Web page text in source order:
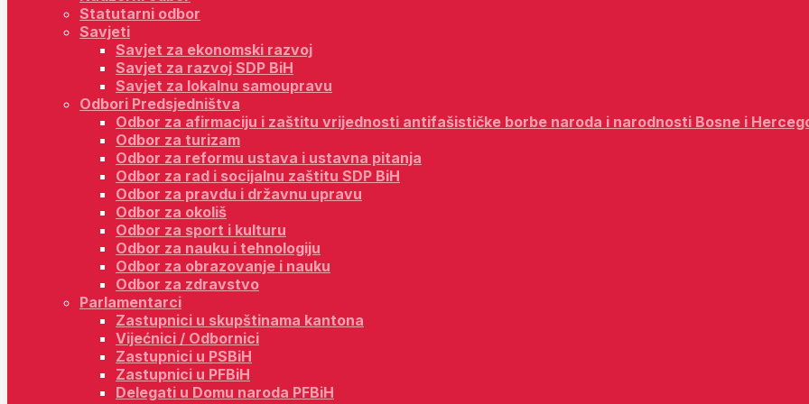
Statutarni odbor
Savjeti
Savjet za ekonomski razvoj
Savjet za razvoj SDP BiH
Savjet za lokalnu samoupravu
Odbori Predsjedništva
Odbor za afirmaciju i zaštitu vrijednosti antifašističke borbe naroda i narodnosti Bosne i
Odbor za turizam
Odbor za reformu ustava i ustavna pitanja
Odbor za rad i socijalnu zaštitu SDP BiH
Odbor za pravdu i državnu upravu
Odbor za okoliš
Odbor za sport i kulturu
Odbor za nauku i tehnologiju
Odbor za obrazovanje i nauku
Odbor za zdravstvo
Parlamentarci
Zastupnici u skupštinama kantona
Vijećnici / Odbornici
Zastupnici u PSBiH
Zastupnici u PFBiH
Delegati u Domu naroda PFBiH